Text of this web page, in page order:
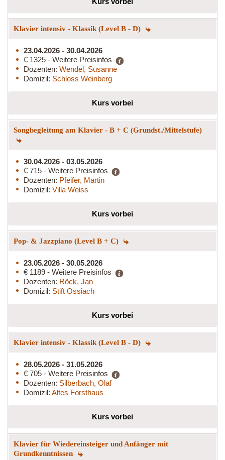
Klavier intensiv - Klassik (Level B - D)
23.04.2026 - 30.04.2026
€ 1325 - Weitere Preisinfos
Dozenten: Wendel, Susanne
Domizil: Schloss Weinberg
Kurs vorbei
Songbegleitung am Klavier - B + C (Grundst./Mittelstufe)
30.04.2026 - 03.05.2026
€ 715 - Weitere Preisinfos
Dozenten: Pfeifer, Martin
Domizil: Villa Weiss
Kurs vorbei
Pop- & Jazzpiano (Level B + C)
23.05.2026 - 30.05.2026
€ 1189 - Weitere Preisinfos
Dozenten: Röck, Jan
Domizil: Stift Ossiach
Kurs vorbei
Klavier intensiv - Klassik (Level B - D)
28.05.2026 - 31.05.2026
€ 705 - Weitere Preisinfos
Dozenten: Silberbach, Olaf
Domizil: Altes Forsthaus
Kurs vorbei
Klavier für Wiedereinsteiger und Anfänger mit
Grundkenntnissen